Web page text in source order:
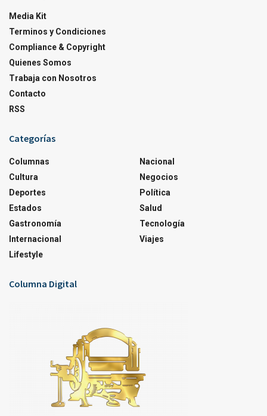
Media Kit
Terminos y Condiciones
Compliance & Copyright
Quienes Somos
Trabaja con Nosotros
Contacto
RSS
Categorías
Columnas
Cultura
Deportes
Estados
Gastronomía
Internacional
Lifestyle
Nacional
Negocios
Política
Salud
Tecnología
Viajes
Columna Digital